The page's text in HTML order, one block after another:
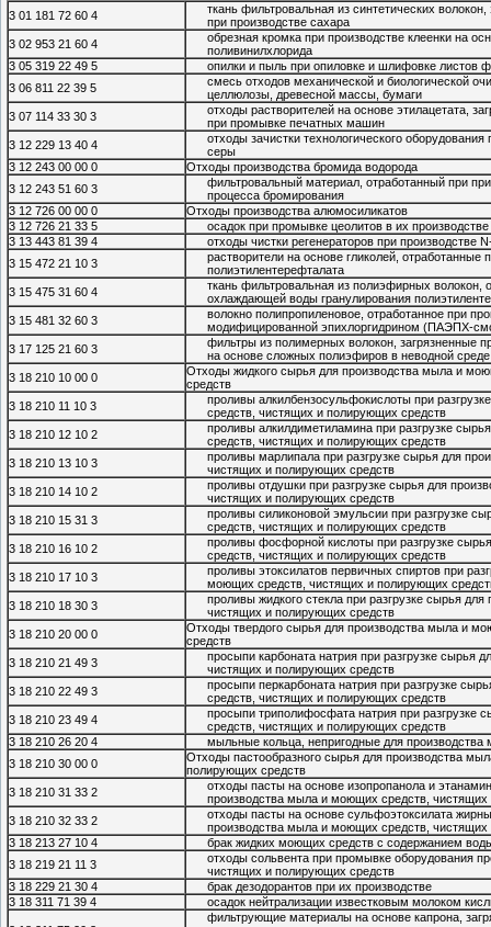
3 01 181 72 60 4
ткань фильтровальная из синтетических
при производстве сахара
3 02 953 21 60 4
обрезная кромка при производстве клеенки на
поливинилхлорида
3 05 319 22 49 5
опилки и пыль при опиловке и шлифовке листов
3 06 811 22 39 5
смесь отходов механической и биологической
целлюлозы, древесной массы, бумаги
3 07 114 33 30 3
отходы растворителей на основе этилацетата,
при промывке печатных машин
3 12 229 13 40 4
отходы зачистки технологического
серы
3 12 243 00 00 0
Отходы производства бромида водорода
3 12 243 51 60 3
фильтровальный материал, отработанный при
процесса бромирования
3 12 726 00 00 0
Отходы производства алюмосиликатов
3 12 726 21 33 5
осадок при промывке цеолитов в их производстве
3 13 443 81 39 4
отходы чистки регенераторов при производстве
3 15 472 21 10 3
растворители на основе гликолей, отработанные
полиэтилентерефталата
3 15 475 31 60 4
ткань фильтровальная из полиэфирных волокон,
охлаждающей воды гранулирования
3 15 481 32 60 3
волокно полипропиленовое, отработанное при
модифицированной эпихлоргидрином (ПАЭПХ-
3 17 125 21 60 3
фильтры из полимерных волокон, загрязненные
на основе сложных полиэфиров в неводной среде
3 18 210 10 00 0
Отходы жидкого сырья для производства мыла и
средств
3 18 210 11 10 3
проливы алкилбензосульфокислоты при
средств, чистящих и полирующих средств
3 18 210 12 10 2
проливы алкилдиметиламина при разгрузке
средств, чистящих и полирующих средств
3 18 210 13 10 3
проливы марлипала при разгрузке сырья для
чистящих и полирующих средств
3 18 210 14 10 2
проливы отдушки при разгрузке сырья для
чистящих и полирующих средств
3 18 210 15 31 3
проливы силиконовой эмульсии при разгрузке
средств, чистящих и полирующих средств
3 18 210 16 10 2
проливы фосфорной кислоты при разгрузке
средств, чистящих и полирующих средств
3 18 210 17 10 3
проливы этоксилатов первичных спиртов при
моющих средств, чистящих и полирующих
3 18 210 18 30 3
проливы жидкого стекла при разгрузке сырья
чистящих и полирующих средств
3 18 210 20 00 0
Отходы твердого сырья для производства мыла и
средств
3 18 210 21 49 3
просыпи карбоната натрия при разгрузке сырья
чистящих и полирующих средств
3 18 210 22 49 3
просыпи перкарбоната натрия при разгрузке
средств, чистящих и полирующих средств
3 18 210 23 49 4
просыпи триполифосфата натрия при разгрузке
средств, чистящих и полирующих средств
3 18 210 26 20 4
мыльные кольца, непригодные для
3 18 210 30 00 0
Отходы пастообразного сырья для производства
полирующих средств
3 18 210 31 33 2
отходы пасты на основе изопропанола и
производства мыла и моющих средств,
3 18 210 32 33 2
отходы пасты на основе сульфоэтоксилата
производства мыла и моющих средств,
3 18 213 27 10 4
брак жидких моющих средств с содержанием
3 18 219 21 11 3
отходы сольвента при промывке оборудования
чистящих и полирующих средств
3 18 229 21 30 4
брак дезодорантов при их производстве
3 18 311 71 39 4
осадок нейтрализации известковым молоком
фильтрующие материалы на основе капрона,